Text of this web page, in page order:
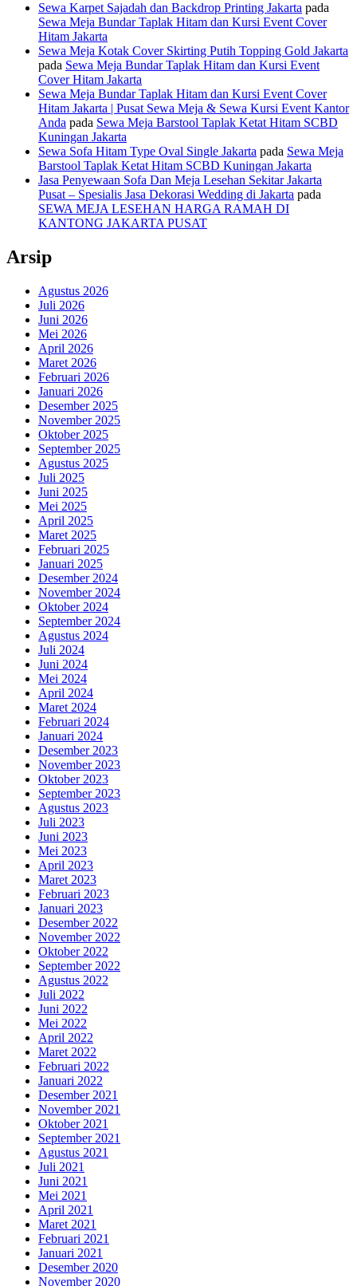
Sewa Karpet Sajadah dan Backdrop Printing Jakarta pada
Sewa Meja Bundar Taplak Hitam dan Kursi Event Cover
Hitam Jakarta
Sewa Meja Kotak Cover Skirting Putih Topping Gold Jakarta
pada Sewa Meja Bundar Taplak Hitam dan Kursi Event
Cover Hitam Jakarta
Sewa Meja Bundar Taplak Hitam dan Kursi Event Cover
Hitam Jakarta | Pusat Sewa Meja & Sewa Kursi Event Kantor
Anda pada Sewa Meja Barstool Taplak Ketat Hitam SCBD
Kuningan Jakarta
Sewa Sofa Hitam Type Oval Single Jakarta pada Sewa Meja
Barstool Taplak Ketat Hitam SCBD Kuningan Jakarta
Jasa Penyewaan Sofa Dan Meja Lesehan Sekitar Jakarta
Pusat – Spesialis Jasa Dekorasi Wedding di Jakarta pada
SEWA MEJA LESEHAN HARGA RAMAH DI
KANTONG JAKARTA PUSAT
Arsip
Agustus 2026
Juli 2026
Juni 2026
Mei 2026
April 2026
Maret 2026
Februari 2026
Januari 2026
Desember 2025
November 2025
Oktober 2025
September 2025
Agustus 2025
Juli 2025
Juni 2025
Mei 2025
April 2025
Maret 2025
Februari 2025
Januari 2025
Desember 2024
November 2024
Oktober 2024
September 2024
Agustus 2024
Juli 2024
Juni 2024
Mei 2024
April 2024
Maret 2024
Februari 2024
Januari 2024
Desember 2023
November 2023
Oktober 2023
September 2023
Agustus 2023
Juli 2023
Juni 2023
Mei 2023
April 2023
Maret 2023
Februari 2023
Januari 2023
Desember 2022
November 2022
Oktober 2022
September 2022
Agustus 2022
Juli 2022
Juni 2022
Mei 2022
April 2022
Maret 2022
Februari 2022
Januari 2022
Desember 2021
November 2021
Oktober 2021
September 2021
Agustus 2021
Juli 2021
Juni 2021
Mei 2021
April 2021
Maret 2021
Februari 2021
Januari 2021
Desember 2020
November 2020